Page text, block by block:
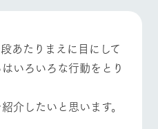
情報やスケジュ
ビゲート
動物とふ
れあう
アクティ
ビティ／
牧場 牧場の楽しみ方
あたりまえに目にして
いろいろな行動をとり
介したいと思います。